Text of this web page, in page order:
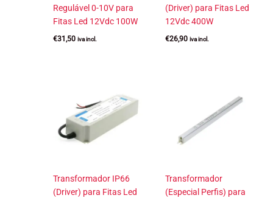
Regulável 0-10V para
Fitas Led 12Vdc 100W
€31,50 iva incl.
(Driver) para Fitas Led
12Vdc 400W
€26,90 iva incl.
Transformador IP66
(Driver) para Fitas Led
Transformador
(Especial Perfis) para